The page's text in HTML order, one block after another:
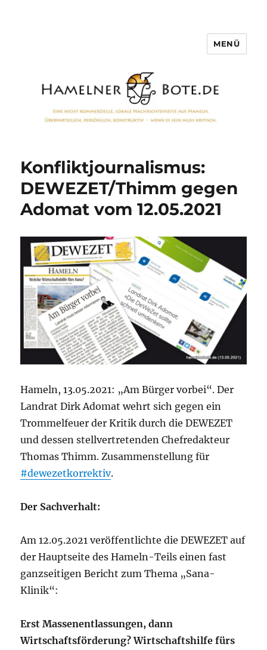
MENÜ
Konfliktjournalismus:
DEWEZET/Thimm gegen
Adomat vom 12.05.2021
Hameln, 13.05.2021: „Am Bürger vorbei“. Der
Landrat Dirk Adomat wehrt sich gegen ein
Trommelfeuer der Kritik durch die DEWEZET
und dessen stellvertretenden Chefredakteur
Thomas Thimm. Zusammenstellung für
#dewezetkorrektiv.
Der Sachverhalt:
Am 12.05.2021 veröffentlichte die DEWEZET auf
der Hauptseite des Hameln-Teils einen fast
ganzseitigen Bericht zum Thema „Sana-
Klinik“:
Erst Massenentlassungen, dann
Wirtschaftsförderung? Wirtschaftshilfe fürs